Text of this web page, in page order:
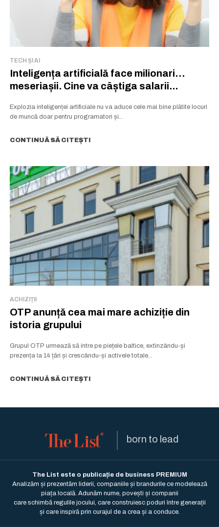
TECH ȘI AI
Inteligența artificială face milionari…
meseriașii. Cine va câștiga salarii...
Explozia inteligenței artificiale nu va aduce cele mai bine plătite locuri
de muncă doar pentru programatori și...
CONTINUĂ SĂ CITEȘTI
ACHIZIȚII
OTP anunță cea mai mare achiziție din
istoria grupului
Grupul OTP urmează să intre pe piețele baltice, extinzându-și
prezența la 14 țări și crescându-și activele totale...
CONTINUĂ SĂ CITEȘTI
born to lead
The List este o publicație de business PREMIUM
Analizăm și prezentăm liderii, companiile și brandurile ce modelează
piața locală. Adunăm nume, povești și companii
care schimbă regulile jocului, care construiesc poduri între generații
și care inspiră prin curajul de a crea și a conduce.